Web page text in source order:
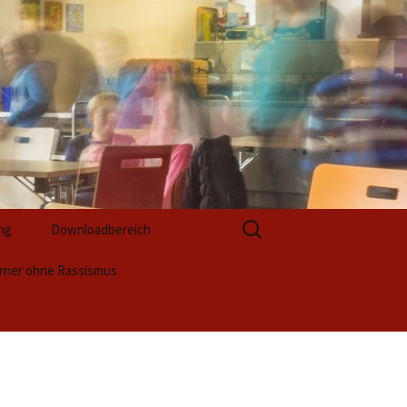
Downloadbereich
Formulare zur Anmeldung
ohne Rassismus
Suchen
nach: